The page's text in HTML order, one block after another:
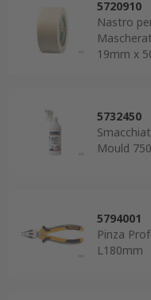
5720910
Nastro
19mm x
5732450
Mould
5794001
Pinza
L180mm